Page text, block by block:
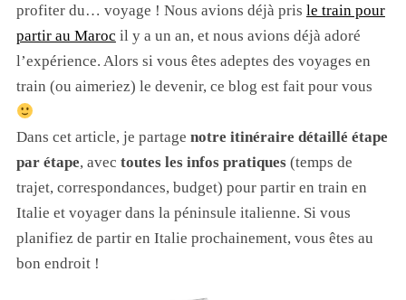
profiter du… voyage ! Nous avions déjà pris le train pour
partir au Maroc il y a un an, et nous avions déjà adoré
l’expérience. Alors si vous êtes adeptes des voyages en
train (ou aimeriez) le devenir, ce blog est fait pour vous
Dans cet article, je partage notre itinéraire détaillé étape
par étape, avec toutes les infos pratiques(temps de
trajet, correspondances, budget) pour partir en train en
Italie et voyager dans la péninsule italienne. Si vous
planifiez de partir en Italie prochainement, vous êtes au
bon endroit !